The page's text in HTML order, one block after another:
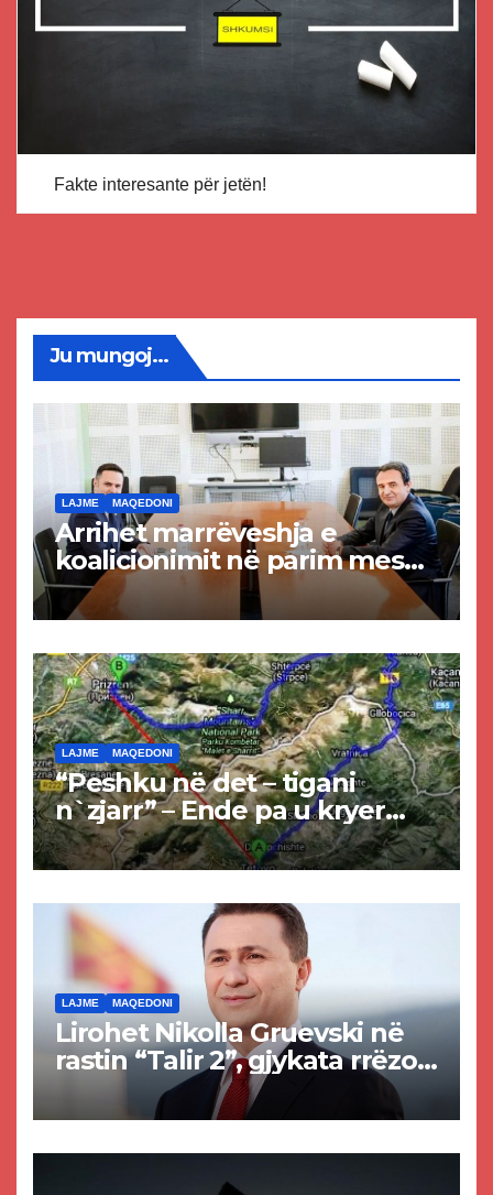
Fakte interesante për jetën!
Ju mungoj...
LAJME MAQEDONI
Arrihet marrëveshja e
koalicionimit në parim mes
Kurtit dhe Abdixhikut
LAJME MAQEDONI
“Peshku në det – tigani
n`zjarr” – Ende pa u kryer
projekti i tunelit, komuna e
Tetovës nis punimet për
LAJME MAQEDONI
Lirohet Nikolla Gruevski në
rastin “Talir 2”, gjykata rrëzon
akuzat për ndërtimin e
paligjshëm të selisë së